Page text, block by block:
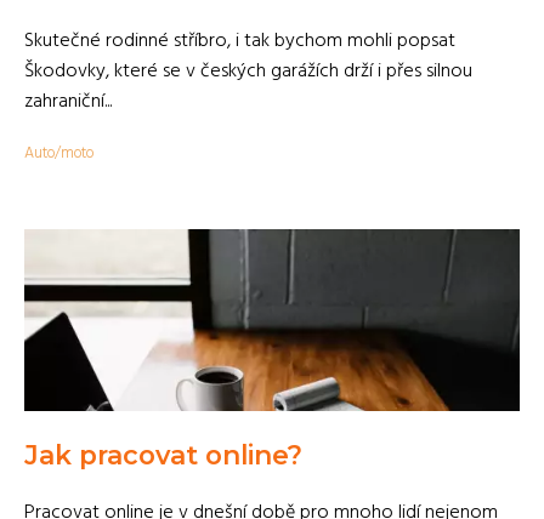
Skutečné rodinné stříbro, i tak bychom mohli popsat
Škodovky, které se v českých garážích drží i přes silnou
zahraniční...
Auto/moto
Jak pracovat online?